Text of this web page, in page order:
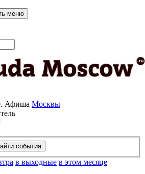
меню
Афиша Москвы
в выходные в этом месяце